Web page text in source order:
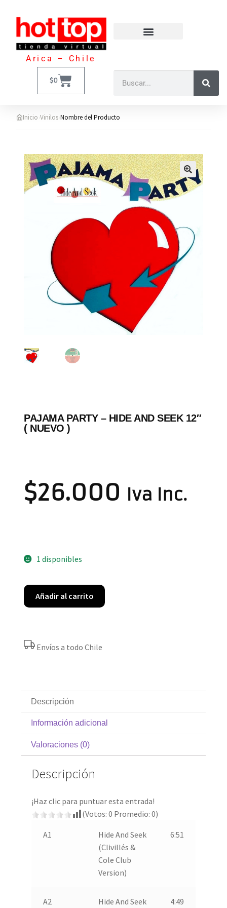
Arica – Chile
$0
Inicio›Vinilos›Nombre del Producto
PAJAMA PARTY – HIDE AND SEEK 12″
( NUEVO )
$26.000 Iva Inc.
1 disponibles
Añadir al carrito
Envíos a todo Chile
Descripción
Información adicional
Valoraciones (0)
Descripción
¡Haz clic para puntuar esta entrada!
(Votos: 0 Promedio: 0)
A1
Hide And Seek
(Clivillés &
Cole Club
Version)
6:51
A2 Hide And Seek 4:49